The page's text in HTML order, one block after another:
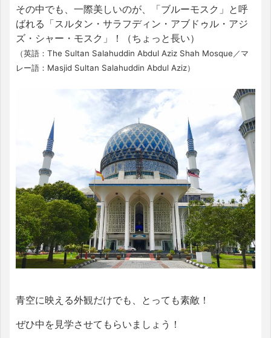
その中でも、一際美しいのが、「ブルーモスク」と呼
ばれる「スルタン・サラフディン・アブドゥル・アジ
ズ・シャー・モスク」！（ちょっと長い）
（英語：The Sultan Salahuddin Abdul Aziz Shah Mosque／マ
レー語：Masjid Sultan Salahuddin Abdul Aziz）
青空に映える外観だけでも、とっても素敵！
ぜひ中を見学させてもらいましょう！